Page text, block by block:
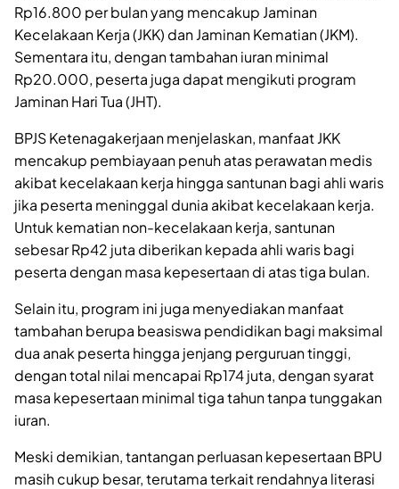
Rp16.800 per bulan yang mencakup Jaminan
Kecelakaan Kerja (JKK) dan Jaminan Kematian (JKM).
Sementara itu, dengan tambahan iuran minimal
Rp20.000, peserta juga dapat mengikuti program
Jaminan Hari Tua (JHT).
BPJS Ketenagakerjaan menjelaskan, manfaat JKK
mencakup pembiayaan penuh atas perawatan medis
akibat kecelakaan kerja hingga santunan bagi ahli waris
jika peserta meninggal dunia akibat kecelakaan kerja.
Untuk kematian non-kecelakaan kerja, santunan
sebesar Rp42 juta diberikan kepada ahli waris bagi
peserta dengan masa kepesertaan di atas tiga bulan.
Selain itu, program ini juga menyediakan manfaat
tambahan berupa beasiswa pendidikan bagi maksimal
dua anak peserta hingga jenjang perguruan tinggi,
dengan total nilai mencapai Rp174 juta, dengan syarat
masa kepesertaan minimal tiga tahun tanpa tunggakan
iuran.
Meski demikian, tantangan perluasan kepesertaan BPU
masih cukup besar, terutama terkait rendahnya literasi